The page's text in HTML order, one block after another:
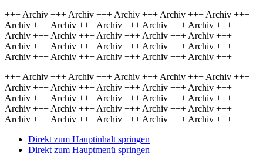
+++ Archiv +++ Archiv +++ Archiv +++ Archiv +++ Archiv +++
Archiv +++ Archiv +++ Archiv +++ Archiv +++ Archiv +++
Archiv +++ Archiv +++ Archiv +++ Archiv +++ Archiv +++
Archiv +++ Archiv +++ Archiv +++ Archiv +++ Archiv +++
Archiv +++ Archiv +++ Archiv +++ Archiv +++ Archiv +++
+++ Archiv +++ Archiv +++ Archiv +++ Archiv +++ Archiv +++
Archiv +++ Archiv +++ Archiv +++ Archiv +++ Archiv +++
Archiv +++ Archiv +++ Archiv +++ Archiv +++ Archiv +++
Archiv +++ Archiv +++ Archiv +++ Archiv +++ Archiv +++
Archiv +++ Archiv +++ Archiv +++ Archiv +++ Archiv +++
Direkt zum Hauptinhalt springen
Direkt zum Hauptmenü springen